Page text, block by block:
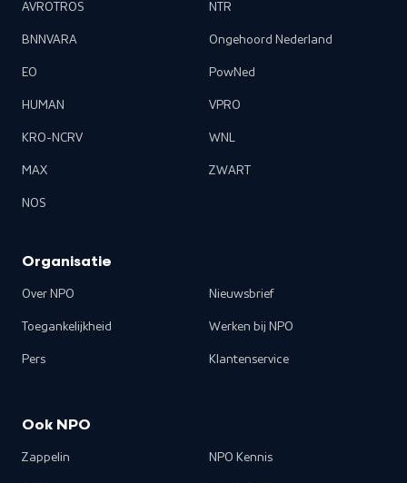
AVROTROS
BNNVARA
EO
HUMAN
KRO-NCRV
MAX
NOS
NTR
Ongehoord Nederland
PowNed
VPRO
WNL
ZWART
Organisatie
Over NPO
Toegankelijkheid
Pers
Nieuwsbrief
Werken bij NPO
Klantenservice
Ook NPO
Zappelin NPO Kennis